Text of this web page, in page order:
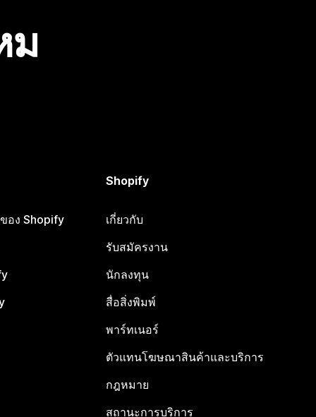
ม
อง Shopify
Shopify
เกี่ยวกับ
รับสมัครงาน
นักลงทุน
สื่อสิ่งพิมพ์
พาร์ทเนอร์
ตัวแทนโฆษณาสินค้าและบริการ
กฎหมาย
สถานะการบริการ